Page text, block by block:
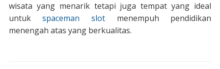
wisata yang menarik tetapi juga tempat yang ideal
untukspaceman slot menempuh pendidikan
menengah atas yang berkualitas.